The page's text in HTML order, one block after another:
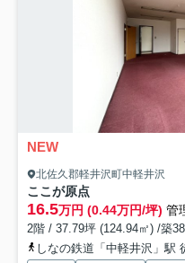
NEW
北佐久郡軽井沢町中軽井沢
ここが原点
16.5万円 (0.44万円/坪) 管
2階 / 37.79坪 (124.94㎡) /築
しなの鉄道「中軽井沢」駅